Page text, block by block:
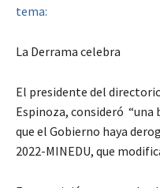
tema:
La Derrama celebra
El presidente del
Espinoza, consideró
que el Gobierno haya
2022-MINEDU, que